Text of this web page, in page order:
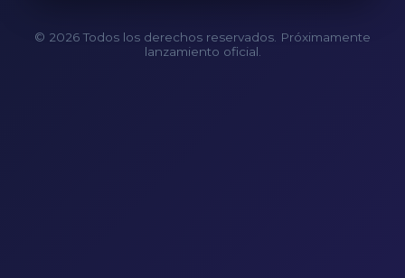
© 2026 Todos los derechos reservados. Próximamente
lanzamiento oficial.